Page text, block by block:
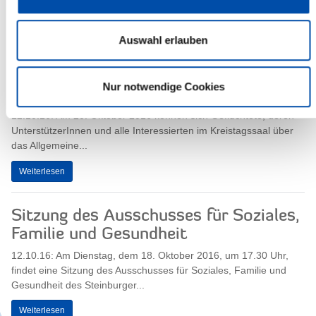
Auswahl erlauben
Nur notwendige Cookies
Diskriminierung!
12.10.16: Am 20. Oktober 2016 können sich Geflüchtete, deren
UnterstützerInnen und alle Interessierten im Kreistagssaal über
das Allgemeine...
Weiterlesen
Sitzung des Ausschusses für Soziales,
Familie und Gesundheit
12.10.16: Am Dienstag, dem 18. Oktober 2016, um 17.30 Uhr,
findet eine Sitzung des Ausschusses für Soziales, Familie und
Gesundheit des Steinburger...
Weiterlesen